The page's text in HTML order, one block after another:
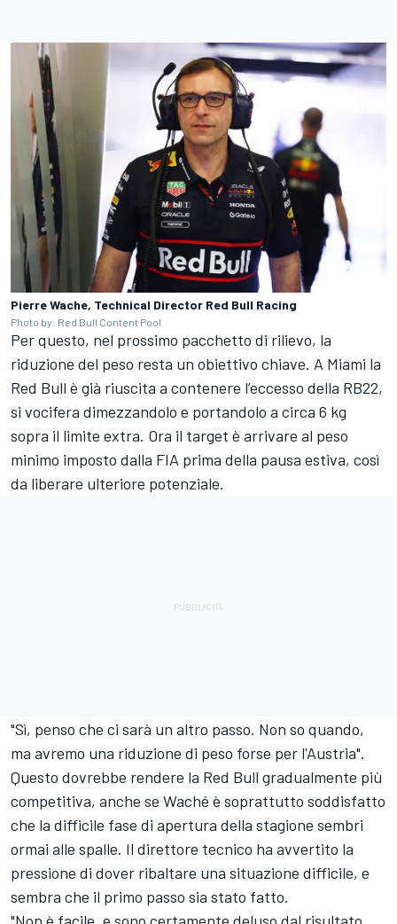
Pierre Wache, Technical Director Red Bull Racing
Photo by: Red Bull Content Pool
Per questo, nel prossimo pacchetto di rilievo, la
riduzione del peso resta un obiettivo chiave. A Miami la
Red Bull è già riuscita a contenere l’eccesso della RB22,
si vocifera dimezzandolo e portandolo a circa 6 kg
sopra il limite extra. Ora il target è arrivare al peso
minimo imposto dalla FIA prima della pausa estiva, così
da liberare ulteriore potenziale.
"Sì, penso che ci sarà un altro passo. Non so quando,
ma avremo una riduzione di peso forse per l'Austria".
Questo dovrebbe rendere la Red Bull gradualmente più
competitiva, anche se Waché è soprattutto soddisfatto
che la difficile fase di apertura della stagione sembri
ormai alle spalle. Il direttore tecnico ha avvertito la
pressione di dover ribaltare una situazione difficile, e
sembra che il primo passo sia stato fatto.